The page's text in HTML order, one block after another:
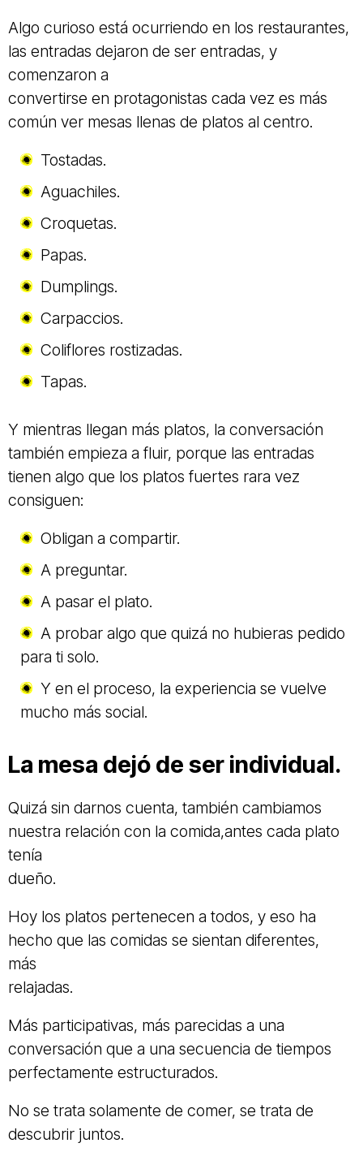
Algo curioso está ocurriendo en los restaurantes,
las entradas dejaron de ser entradas, y
comenzaron a
convertirse en protagonistas cada vez es más
común ver mesas llenas de platos al centro.
Tostadas.
Aguachiles.
Croquetas.
Papas.
Dumplings.
Carpaccios.
Coliflores rostizadas.
Tapas.
Y mientras llegan más platos, la conversación
también empieza a fluir, porque las entradas
tienen algo que los platos fuertes rara vez
consiguen:
Obligan a compartir.
A preguntar.
A pasar el plato.
A probar algo que quizá no hubieras pedido
para ti solo.
Y en el proceso, la experiencia se vuelve
mucho más social.
La mesa dejó de ser individual.
Quizá sin darnos cuenta, también cambiamos
nuestra relación con la comida,antes cada plato
tenía
dueño.
Hoy los platos pertenecen a todos, y eso ha
hecho que las comidas se sientan diferentes,
más
relajadas.
Más participativas, más parecidas a una
conversación que a una secuencia de tiempos
perfectamente estructurados.
No se trata solamente de comer, se trata de
descubrir juntos.